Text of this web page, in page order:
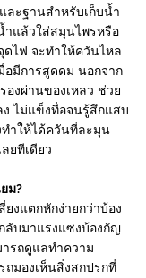
ละฐานสำหรับเก็บน้ำ
ำแล้วใส่สมุนไพรหรือ
ไฟ จะทำให้ควันไหล
อมีการสูดดม นอกจาก
องผ่านของเหลว ช่วย
ไม่แข็งทื่อจนรู้สึกแสบ
ทำให้ได้ควันที่ละมุน
ยทีเดียว
ม?
ยงแตกหักง่ายกว่าบ้อง
ลับมาแรงแซงบ้องกัญ
รถดูแลทำความ
ถมองเห็นสิ่งสกปรกที่